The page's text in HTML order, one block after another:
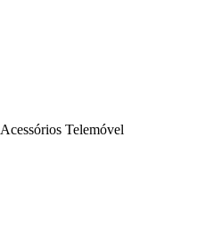
Acessórios Telemóvel